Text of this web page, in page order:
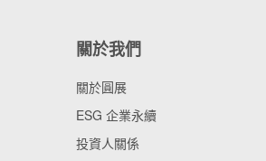
關於我們
關於圓展
ESG 企業永續
投資人關係